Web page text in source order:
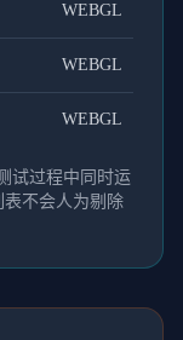
WEBGL
WEBGL
WEBGL
试过程中同时运
表不会人为剔除